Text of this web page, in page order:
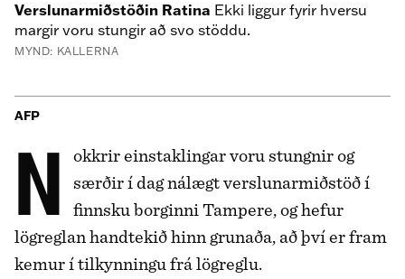
Verslunarmiðstöðin Ratina Ekki liggur fyrir hversu
margir voru stungir að svo stöddu.
MYND: KALLERNA
AFP
Nokkrir einstaklingar voru stungnir og
særðir í dag nálægt verslunarmiðstöð í
finnsku borginni Tampere, og hefur
lögreglan handtekið hinn grunaða, að því er fram
kemur í tilkynningu frá lögreglu.